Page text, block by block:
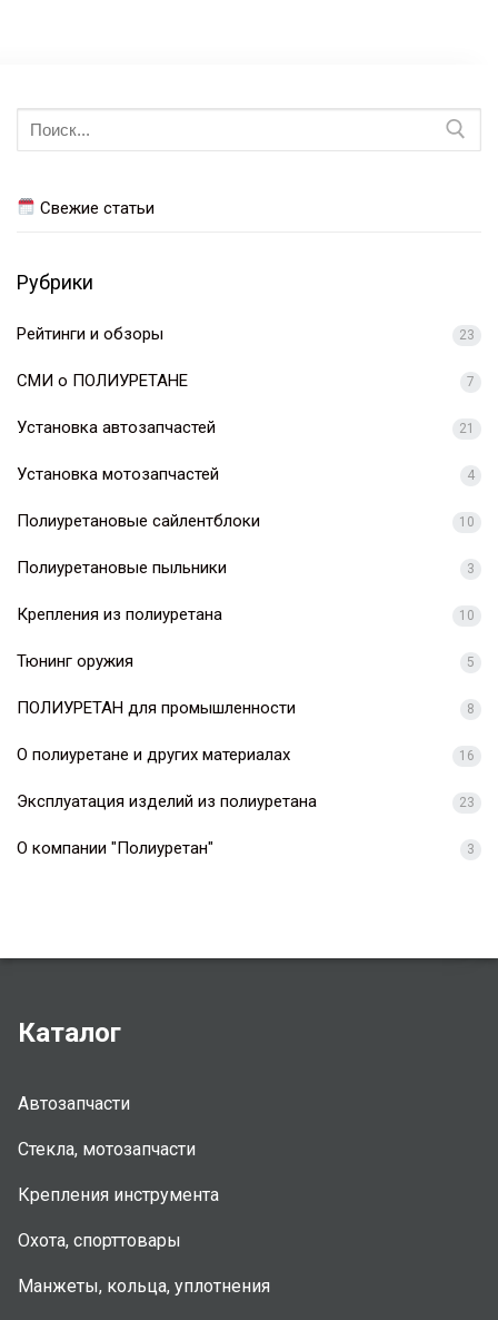
Искать:
Свежие статьи
Рубрики
Рейтинги и обзоры 23
СМИ о ПОЛИУРЕТАНЕ 7
Установка автозапчастей 21
Установка мотозапчастей 4
Полиуретановые сайлентблоки 10
Полиуретановые пыльники 3
Крепления из полиуретана 10
Тюнинг оружия 5
ПОЛИУРЕТАН для промышленности 8
О полиуретане и других материалах 16
Эксплуатация изделий из полиуретана 23
О компании "Полиуретан" 3
Каталог
Автозапчасти
Стекла, мотозапчасти
Крепления инструмента
Охота, спорттовары
Манжеты, кольца, уплотнения